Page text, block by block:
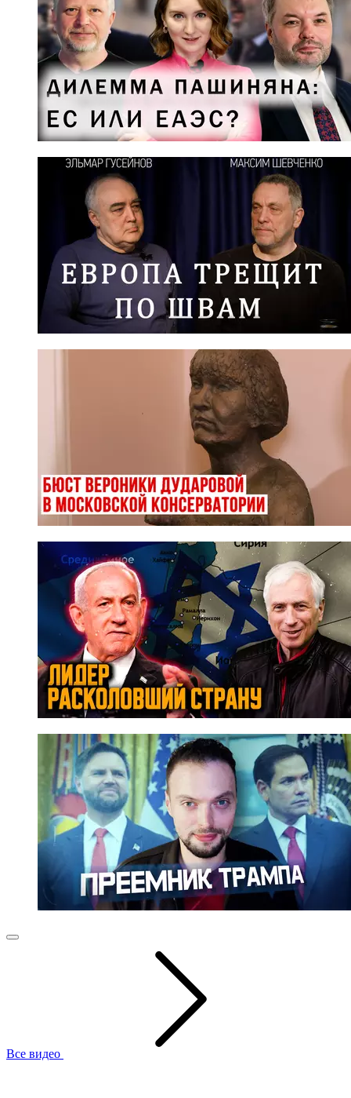
Все видео